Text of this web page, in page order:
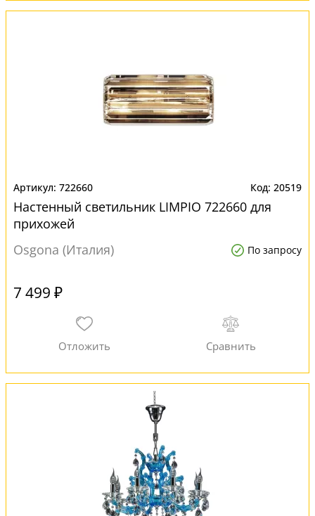
722660 20519
Настенный светильник LIMPIO 722660 для
прихожей
Osgona (Италия)
По запросу
7 499 ₽